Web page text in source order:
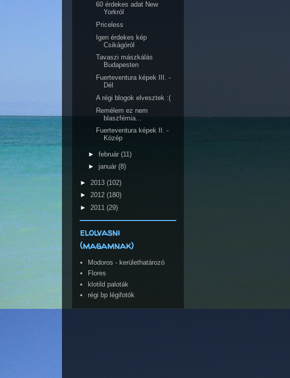
60 érdekes adat New
Yorkról
Priceless
Igen érdekes kép
Csikágóról
Tavaszi mászkálás
Budapesten
Fuerteventura képek III. -
Dél
A régi blogok elvesztek :(
Remélem ez nem
blaszfémia...
Fuerteventura képek II. -
Közép
► február (11)
► január (8)
► 2013 (102)
► 2012 (180)
► 2011 (29)
elolvasni
(magamnak)
Modoros - kerülethatározó
Flores
klotild paloták
régi bp légifotók